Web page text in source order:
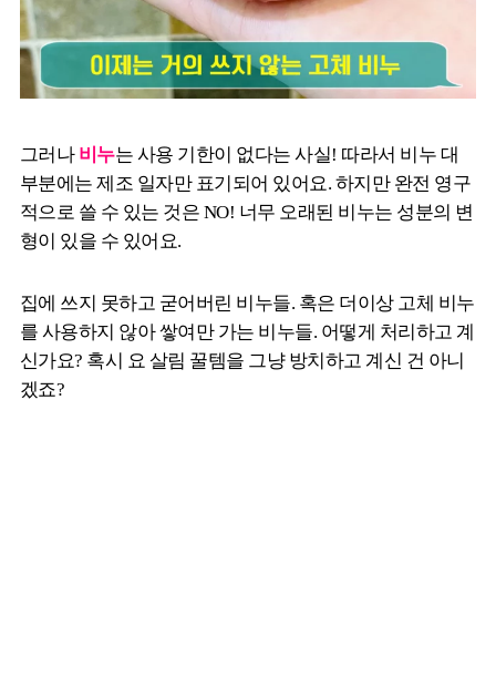
그러나 비누는 사용 기한이 없다는 사실! 따라서 비누 대
부분에는 제조 일자만 표기되어 있어요. 하지만 완전 영구
적으로 쓸 수 있는 것은 NO! 너무 오래된 비누는 성분의 변
형이 있을 수 있어요.
집에 쓰지 못하고 굳어버린 비누들. 혹은 더이상 고체 비누
를 사용하지 않아 쌓여만 가는 비누들. 어떻게 처리하고 계
신가요? 혹시 요 살림 꿀템을 그냥 방치하고 계신 건 아니
겠죠?